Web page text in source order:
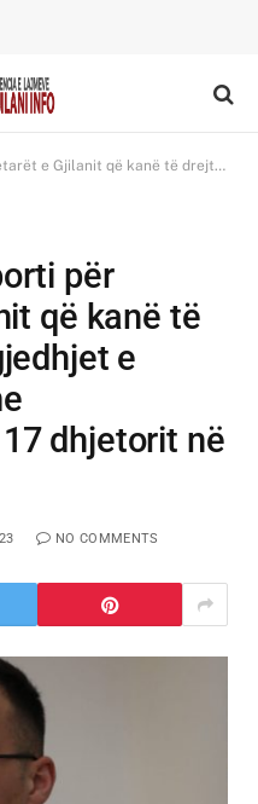
zgjedhjet e jashtëzakonshme parlamentare të 17 dhjetorit në Serbi
për
që kanë të
e
dhjetorit në
NO COMMENTS